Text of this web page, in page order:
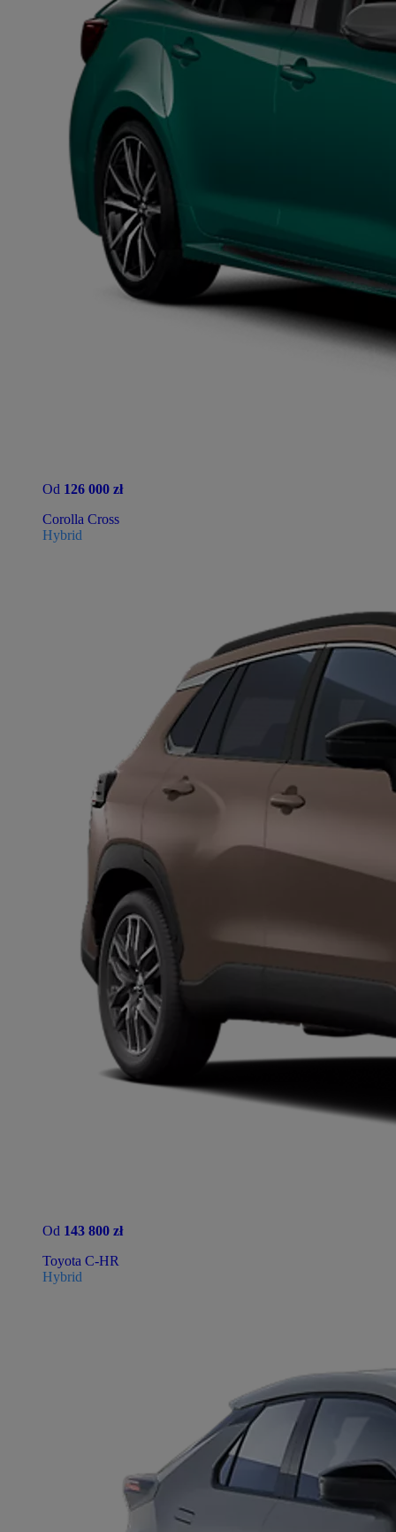
Od 126 000 zł
Corolla Cross
Hybrid
Od 143 800 zł
Toyota C-HR
Hybrid